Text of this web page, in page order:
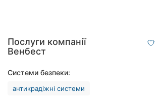
Хмельницький
Рівне
Послуги компанії
Венбест
Системи безпеки:
антикрадіжні системи